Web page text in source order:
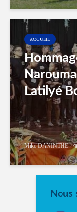
ACCUEIL
Latilyé
Mike DANINTHE
Nous